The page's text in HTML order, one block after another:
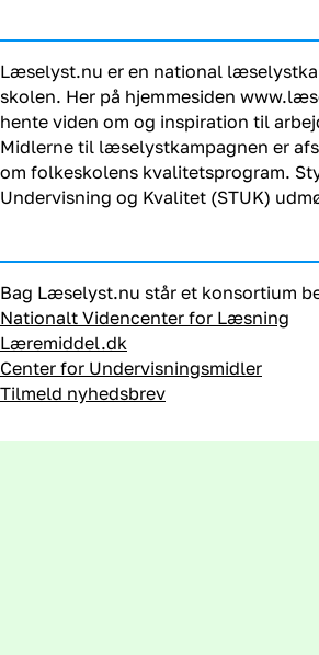
Læselyst.nu er en national
skolen. Her på hjemmesiden
hente viden om og inspiration til
Midlerne til læselystkampagnen er
om folkeskolens kvalitetsprogram.
Undervisning og Kvalitet (STUK)
Bag Læselyst.nu står et konsortium
Nationalt Videncenter for Læsning
Læremiddel.dk
Center for Undervisningsmidler
Tilmeld nyhedsbrev